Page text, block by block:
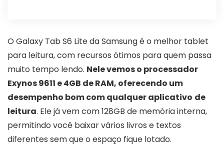
O Galaxy Tab S6 Lite da Samsung é o melhor tablet
para leitura, com recursos ótimos para quem passa
muito tempo lendo. Nele vemos o processador
Exynos 9611 e 4GB de RAM, oferecendo um
desempenho bom com qualquer aplicativo de
leitura. Ele já vem com 128GB de memória interna,
permitindo você baixar vários livros e textos
diferentes sem que o espaço fique lotado.